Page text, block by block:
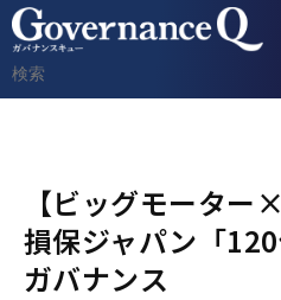
内部
コンプライ
【ビッグモーター
損保ジャパン「
ガバナンス